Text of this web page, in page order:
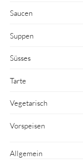
Saucen
Suppen
Süsses
Tarte
Vegetarisch
Vorspeisen
Allgemein